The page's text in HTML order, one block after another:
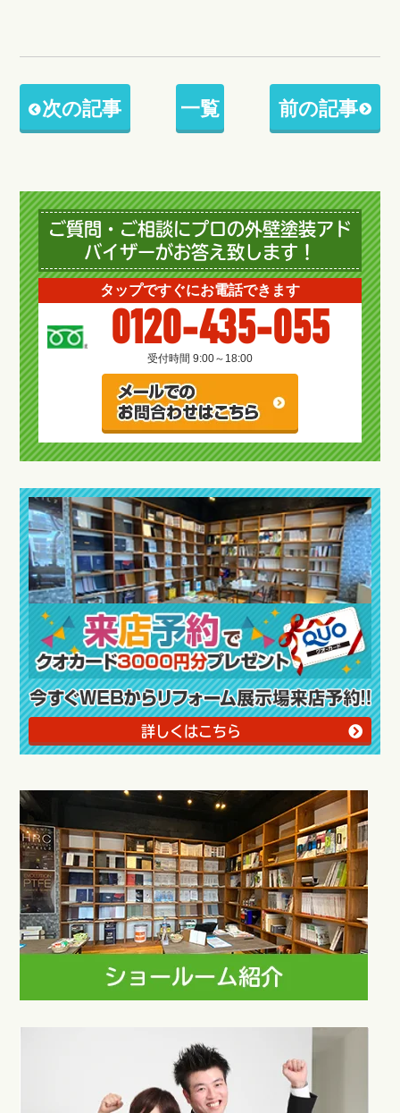
次の記事 一覧 前の記事
ご質問・ご相談にプロの外壁塗装アド
バイザーがお答え致します！
タップですぐにお電話できます
0120-435-055
受付時間 9:00～18:00
詳しくはこちら